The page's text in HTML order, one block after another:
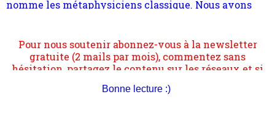
philosophique du WWe siècle. Cette pensée hors
articles pour être apte à un plus grand nombre de
choses.
hésitation, partagez le contenu sur les réseaux et si
vous le pouvez faîtes des liens depuis votre site.
Bonne lecture :)